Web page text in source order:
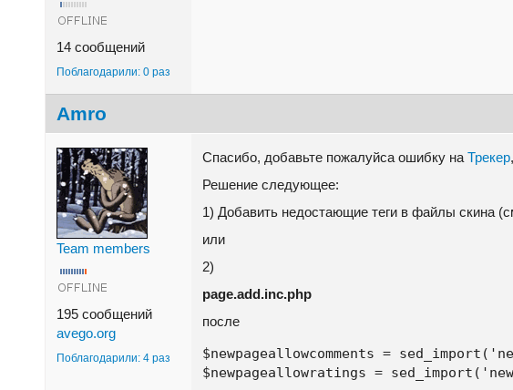
14 сообщений
Поблагодарили: 0 раз
Amro
Team members
195 сообщений
avego.org
Поблагодарили: 4 раз
Спасибо, добавьте пожалуйса ошибку на Трекер
Решение следующее:
1) Добавить недостающие теги в файлы скина
или
2)
page.add.inc.php
после
$newpageallowcomments =
$newpageallowratings =